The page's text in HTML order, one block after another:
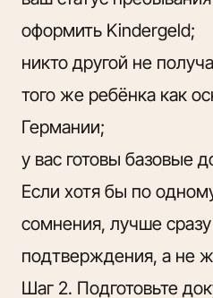
оформить Kindergeld;
никто другой не
того же ребёнка как
Германии;
у вас готовы базовые
Если хотя бы по
сомнения, лучше
подтверждения, а не
Шаг 2. Подготовьте